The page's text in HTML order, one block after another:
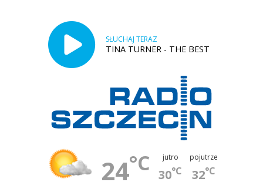
SŁUCHAJ TERAZ
TINA TURNER - THE BEST
24°C jutro
30°C
pojutrze
32°C